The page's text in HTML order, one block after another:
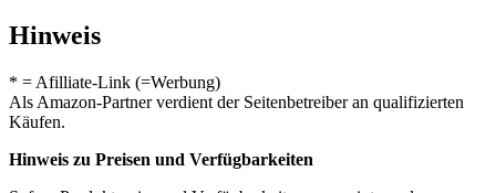
Hinweis
* = Afilliate-Link (=Werbung)
Als Amazon-Partner verdient der Seitenbetreiber an qualifizierten
Käufen.
Hinweis zu Preisen und Verfügbarkeiten